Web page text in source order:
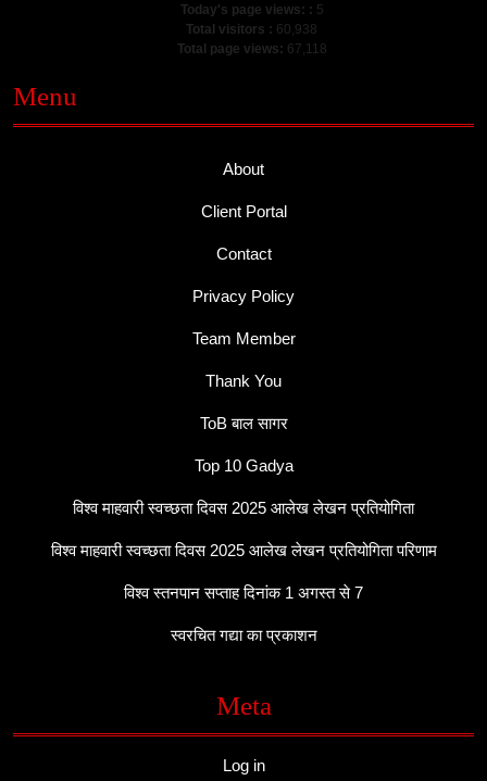
Today's page views: : 5
Total visitors : 60,938
Total page views: 67,118
Menu
About
Client Portal
Contact
Privacy Policy
Team Member
Thank You
ToB बाल सागर
Top 10 Gadya
विश्व माहवारी स्वच्छता दिवस 2025 आलेख लेखन प्रतियोगिता
विश्व माहवारी स्वच्छता दिवस 2025 आलेख लेखन प्रतियोगिता परिणाम
विश्व स्तनपान सप्ताह दिनांक 1 अगस्त से 7
स्वरचित गद्या का प्रकाशन
Meta
Log in